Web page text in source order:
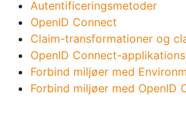
Autentificeringsmetoder
OpenID Connect
Claim-transformationer og
OpenID Connect-
Forbind miljøer med
Forbind miljøer med OpenID